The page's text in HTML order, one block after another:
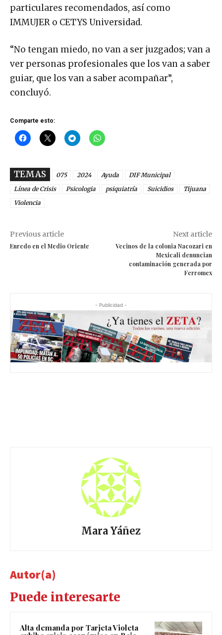
particulares recomendados, así como
IMMUJER o CETYS Universidad.
“No tengan miedo, no van a ser juzgados; van a
ver personas profesionales que los van a saber
guiar, que los van a saber acompañar”,
concluyó.
Comparte esto:
TEMAS 075 2024 Ayuda
DIF Municipal
Línea de Crisis
Psicologia psiquiatría Suicidios
Tijuana
Violencia
Previous article
Enredo en el Medio Oriente
Next article
Vecinos de la colonia Nacozari en
Mexicali denuncian
contaminación generada por
Ferromex
- Publicidad -
Mara Yáñez
Autor(a)
Puede interesarte
Alta demanda por Tarjeta Violeta